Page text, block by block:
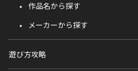
作品名から探す
メーカーから探す
遊び方攻略